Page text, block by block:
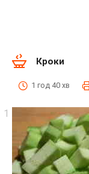
Кроки
1 год 40 хв